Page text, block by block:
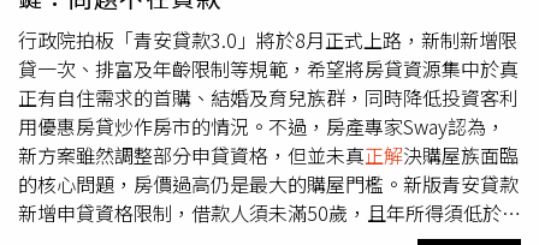
食安管理的信心。
行政院拍板「青安貸款3.0」將於8月正式上路，新制新增限
貸一次、排富及年齡限制等規範，希望將房貸資源集中於真
正有自住需求的首購、結婚及育兒族群，同時降低投資客利
用優惠房貸炒作房市的情況。不過，房產專家Sway認為，
新方案雖然調整部分申貸資格，但並未真正解決購屋族面臨
的核心問題，房價過高仍是最大的購屋門檻。新版青安貸款
新增申貸資格限制，借款人須未滿50歲，且年所得須低於